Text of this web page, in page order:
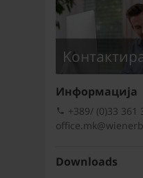
Информациja
+389/ (0)33 361
Downloads